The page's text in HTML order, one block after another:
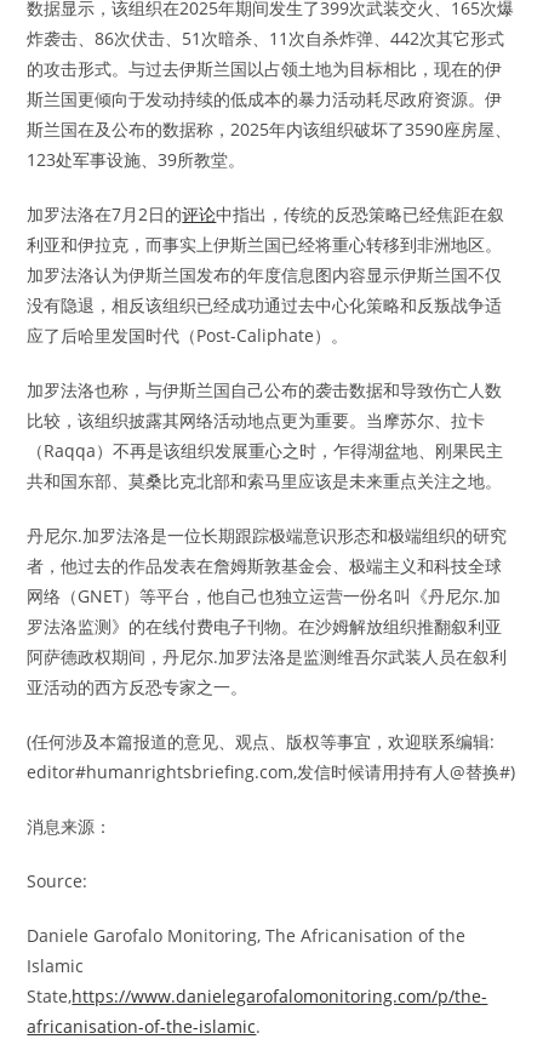
数据显示，该组织在2025年期间发生了399次武装交火、165次爆
炸袭击、86次伏击、51次暗杀、11次自杀炸弹、442次其它形式
的攻击形式。与过去伊斯兰国以占领土地为目标相比，现在的伊
斯兰国更倾向于发动持续的低成本的暴力活动耗尽政府资源。伊
斯兰国在及公布的数据称，2025年内该组织破坏了3590座房屋、
123处军事设施、39所教堂。
加罗法洛在7月2日的评论中指出，传统的反恐策略已经焦距在叙
利亚和伊拉克，而事实上伊斯兰国已经将重心转移到非洲地区。
加罗法洛认为伊斯兰国发布的年度信息图内容显示伊斯兰国不仅
没有隐退，相反该组织已经成功通过去中心化策略和反叛战争适
应了后哈里发国时代（Post-Caliphate）。
加罗法洛也称，与伊斯兰国自己公布的袭击数据和导致伤亡人数
比较，该组织披露其网络活动地点更为重要。当摩苏尔、拉卡
（Raqqa）不再是该组织发展重心之时，乍得湖盆地、刚果民主
共和国东部、莫桑比克北部和索马里应该是未来重点关注之地。
丹尼尔.加罗法洛是一位长期跟踪极端意识形态和极端组织的研究
者，他过去的作品发表在詹姆斯敦基金会、极端主义和科技全球
网络（GNET）等平台，他自己也独立运营一份名叫《丹尼尔.加
罗法洛监测》的在线付费电子刊物。在沙姆解放组织推翻叙利亚
阿萨德政权期间，丹尼尔.加罗法洛是监测维吾尔武装人员在叙利
亚活动的西方反恐专家之一。
(任何涉及本篇报道的意见、观点、版权等事宜，欢迎联系编辑:
editor#humanrightsbriefing.com,发信时候请用持有人@替换#)
消息来源：
Source:
Daniele Garofalo Monitoring, The Africanisation of the
Islamic
State,https://www.danielegarofalomonitoring.com/p/the-
africanisation-of-the-islamic.